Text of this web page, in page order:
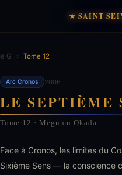
★ SAINT
G › Tome 12
Arc Cronos 2006
LE SEPTIÈME
Tome 12 · Megumu Okada
Face à Cronos, les limites du
Sixième Sens — la conscience